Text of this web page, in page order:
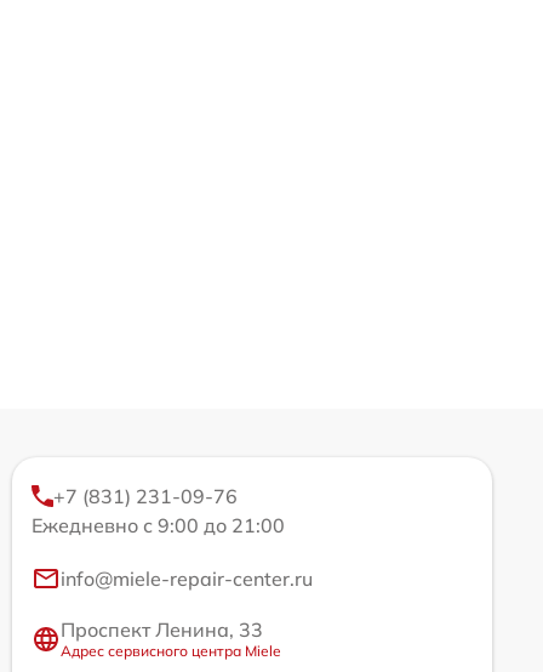
+7 (831) 231-09-76
Ежедневно с 9:00 до 21:00
info@miele-repair-center.ru
Проспект Ленина, 33
Адрес сервисного центра Miele